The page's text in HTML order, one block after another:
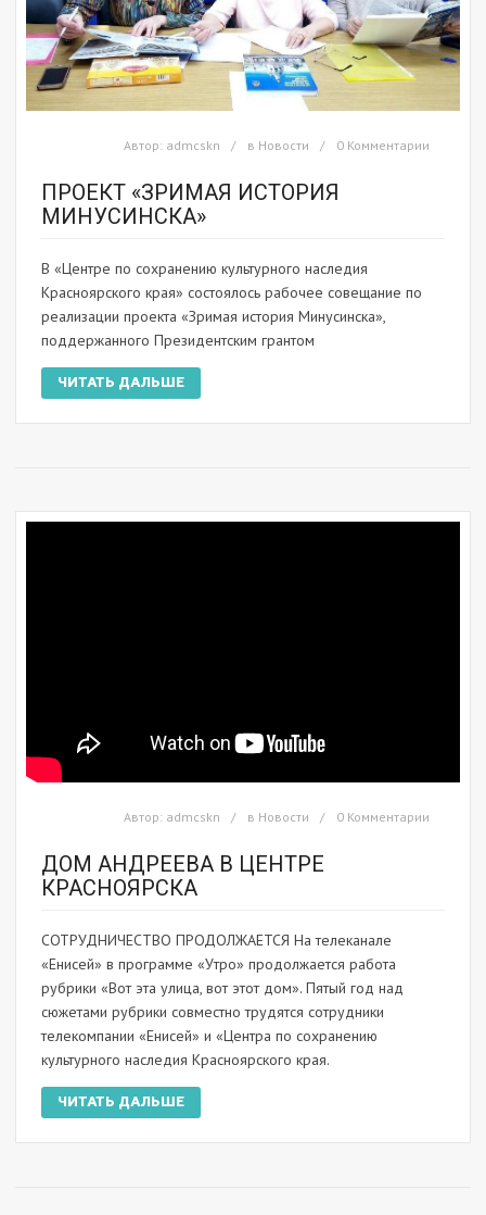
Автор: admcskn в Новости 0 Комментарии
ПРОЕКТ «ЗРИМАЯ ИСТОРИЯ
МИНУСИНСКА»
В «Центре по сохранению культурного наследия
Красноярского края» состоялось рабочее совещание по
реализации проекта «Зримая история Минусинска»,
поддержанного Президентским грантом
ЧИТАТЬ ДАЛЬШЕ
Автор: admcskn в Новости 0 Комментарии
ДОМ АНДРЕЕВА В ЦЕНТРЕ
КРАСНОЯРСКА
СОТРУДНИЧЕСТВО ПРОДОЛЖАЕТСЯ На телеканале
«Енисей» в программе «Утро» продолжается работа
рубрики «Вот эта улица, вот этот дом». Пятый год над
сюжетами рубрики совместно трудятся сотрудники
телекомпании «Енисей» и «Центра по сохранению
культурного наследия Красноярского края.
ЧИТАТЬ ДАЛЬШЕ